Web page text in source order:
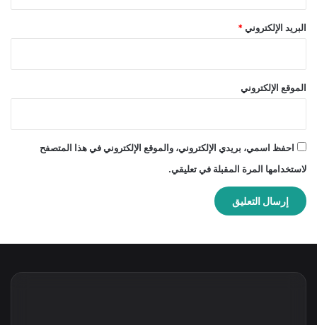
البريد الإلكتروني *
الموقع الإلكتروني
احفظ اسمي، بريدي الإلكتروني، والموقع الإلكتروني في هذا المتصفح
لاستخدامها المرة المقبلة في تعليقي.